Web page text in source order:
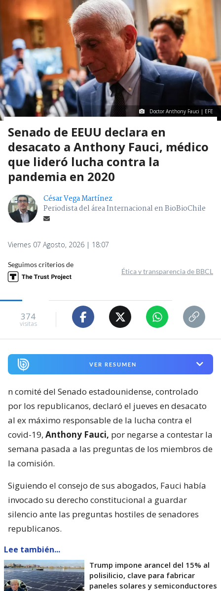
Doctor Anthony Fauci | EFE
Senado de EEUU declara en
desacato a Anthony Fauci, médico
que lideró lucha contra la
pandemia en 2020
César Vega Martínez
Periodista del área Internacional en BioBioChile
Viernes 07 Agosto, 2026 | 18:07
Seguimos criterios de
Ética y transparencia de BBCL
374
visitas
VER RESUMEN
n comité del Senado estadounidense, controlado
por los republicanos, declaró el jueves en desacato
al ex máximo responsable de la lucha contra el
covid-19, Anthony Fauci, por negarse a contestar la
semana pasada a las preguntas de los miembros de
la comisión.
Siguiendo el consejo de sus abogados, Fauci había
invocado su derecho constitucional a guardar
silencio ante las preguntas hostiles de senadores
republicanos.
Lee también...
Trump impone arancel del 15% al
polisilicio, clave para fabricar
paneles solares y semiconductores